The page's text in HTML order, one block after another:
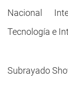
Nacional
Tecnología e
Subrayado